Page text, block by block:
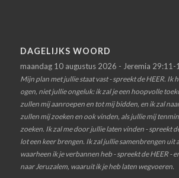
DAGELIJKS WOORD
maandag 10 augustus 2026 - Jeremia 29:11-
Mijn plan met jullie staat vast - spreekt de HEER. Ik
ogen, niet jullie ongeluk: ik zal je een hoopvolle
zullen mij aanroepen en tot mij bidden, en ik zal
zullen mij zoeken en ook vinden, als jullie mij
zoeken. Ik zal me door jullie laten vinden - spreekt
lot een keer brengen. Ik zal jullie samenbrengen uit
waarheen ik je verbannen heb - spreekt de HEER -
naar Jeruzalem, waaruit ik je heb laten wegvoeren.